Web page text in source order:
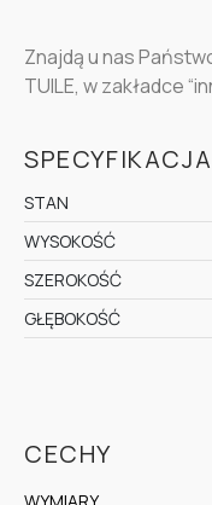
Znajdą u nas
TUILE, w zakładce
SPECYFIKACJA
STAN
WYSOKOŚĆ
SZEROKOŚĆ
GŁĘBOKOŚĆ
CECHY